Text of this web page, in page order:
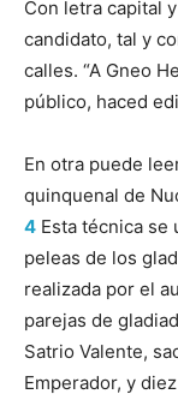
Con letra capital
candidato, tal y
calles. “A Gneo
público, haced
En otra puede
quinquenal de
4 Esta técnica se
peleas de los
realizada por el
parejas de
Satrio Valente,
Emperador, y